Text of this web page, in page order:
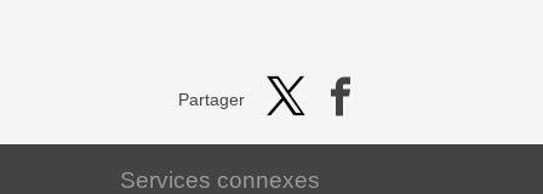
Partager
Services connexes